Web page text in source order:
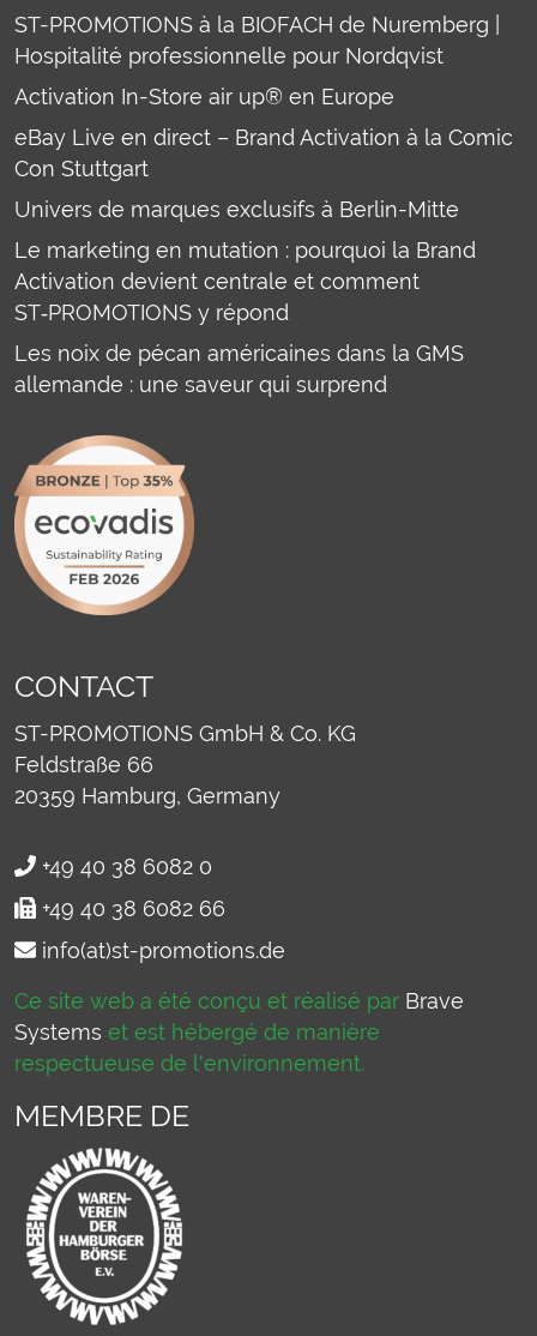
ST-PROMOTIONS à la BIOFACH de Nuremberg |
Hospitalité professionnelle pour Nordqvist
Activation In-Store air up® en Europe
eBay Live en direct – Brand Activation à la Comic
Con Stuttgart
Univers de marques exclusifs à Berlin-Mitte
Le marketing en mutation : pourquoi la Brand
Activation devient centrale et comment
ST‑PROMOTIONS y répond
Les noix de pécan américaines dans la GMS
allemande : une saveur qui surprend
CONTACT
ST-PROMOTIONS GmbH & Co. KG
Feldstraße 66
20359 Hamburg, Germany
+49 40 38 6082 0
+49 40 38 6082 66
info(at)st-promotions.de
Ce site web a été conçu et réalisé par Brave
Systems et est hébergé de manière
respectueuse de l'environnement.
MEMBRE DE